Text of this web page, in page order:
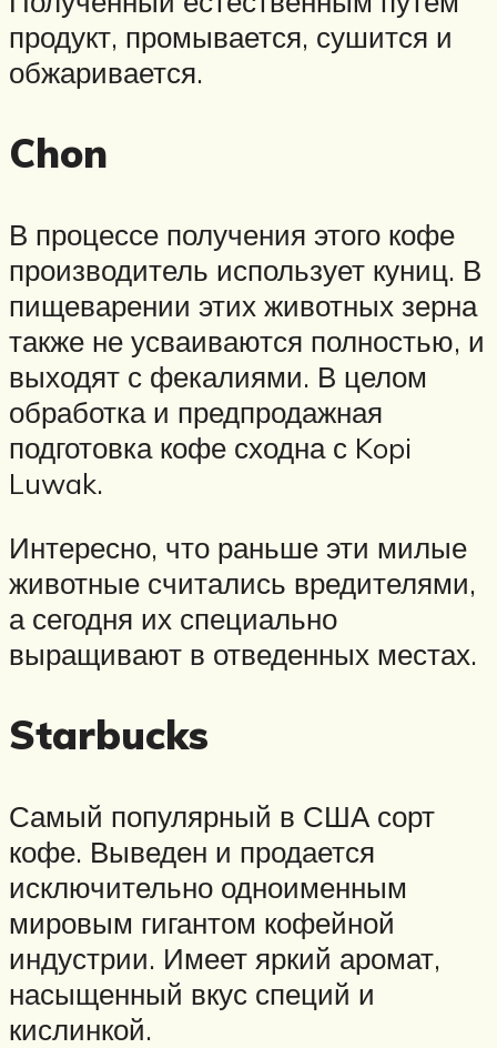
продукт, промывается, сушится и
обжаривается.
Chon
В процессе получения этого кофе
производитель использует куниц. В
пищеварении этих животных зерна
также не усваиваются полностью, и
выходят с фекалиями. В целом
обработка и предпродажная
подготовка кофе сходна с Kopi
Luwak.
Интересно, что раньше эти милые
животные считались вредителями,
а сегодня их специально
выращивают в отведенных местах.
Starbucks
Самый популярный в США сорт
кофе. Выведен и продается
исключительно одноименным
мировым гигантом кофейной
индустрии. Имеет яркий аромат,
насыщенный вкус специй и
кислинкой.